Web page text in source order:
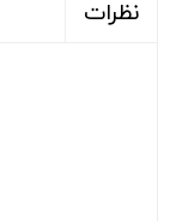
نظرات